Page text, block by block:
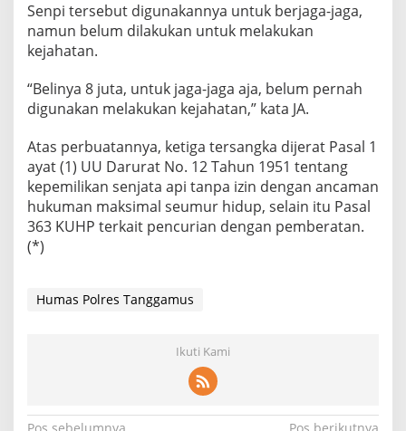
Senpi tersebut digunakannya untuk berjaga-jaga,
namun belum dilakukan untuk melakukan
kejahatan.
“Belinya 8 juta, untuk jaga-jaga aja, belum pernah
digunakan melakukan kejahatan,” kata JA.
Atas perbuatannya, ketiga tersangka dijerat Pasal 1
ayat (1) UU Darurat No. 12 Tahun 1951 tentang
kepemilikan senjata api tanpa izin dengan ancaman
hukuman maksimal seumur hidup, selain itu Pasal
363 KUHP terkait pencurian dengan pemberatan.
(*)
Humas Polres Tanggamus
Ikuti Kami